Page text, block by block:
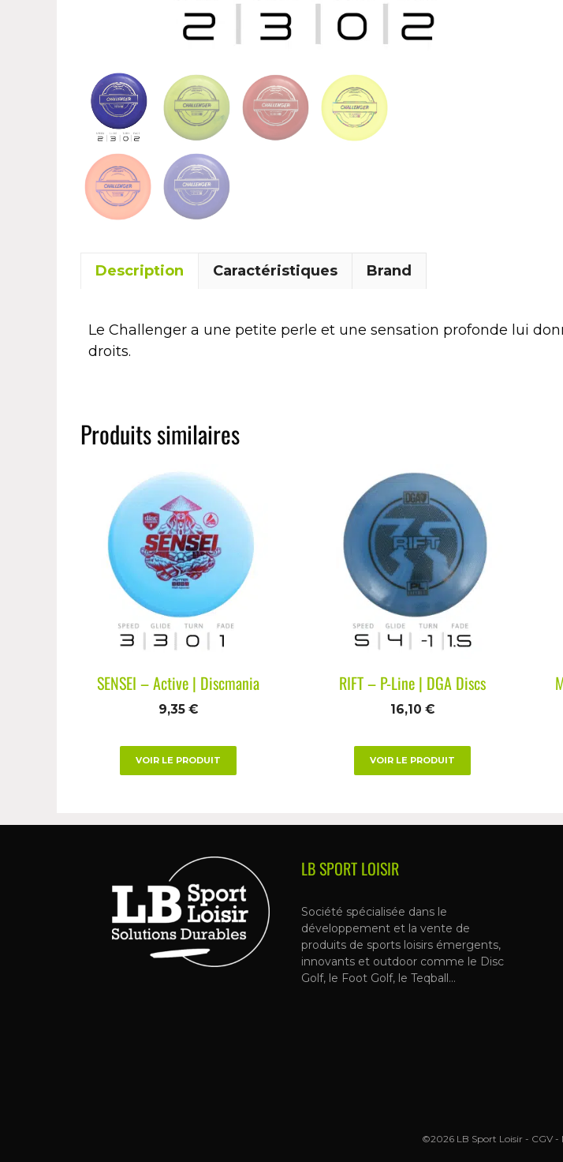
Description Caractéristiques Brand
Le Challenger a une petite perle et une sensation profonde lui
droits.
Produits similaires
SENSEI – Active | Discmania
9,35 €
VOIR LE PRODUIT
RIFT – P-Line | DGA Discs
16,10€
VOIR LE PRODUIT
LB SPORT LOISIR
Société spécialisée dans le
développement et la vente de
produits de sports loisirs émergents,
innovants et outdoor comme le Disc
Golf, le Foot Golf, le Teqball…
©2026 LB Sport Loisir - CGV-